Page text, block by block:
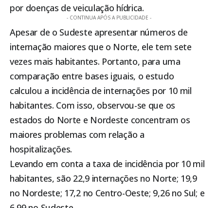
por doenças de veiculação hídrica.
- CONTINUA APÓS A PUBLICIDADE -
Apesar de o Sudeste apresentar números de
internação maiores que o Norte, ele tem sete
vezes mais habitantes. Portanto, para uma
comparação entre bases iguais, o estudo
calculou a incidência de internações por 10 mil
habitantes. Com isso, observou-se que os
estados do Norte e Nordeste concentram os
maiores problemas com relação a
hospitalizações.
Levando em conta a taxa de incidência por 10 mil
habitantes, são 22,9 internações no Norte; 19,9
no Nordeste; 17,2 no Centro-Oeste; 9,26 no Sul; e